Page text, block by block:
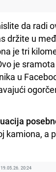
da radi
držite u
je tri
je
u
kamiona, a
19.05.26. 20:24